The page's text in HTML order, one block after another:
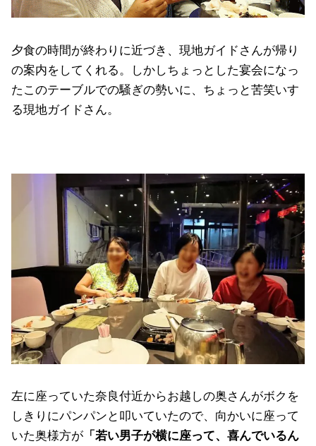
夕食の時間が終わりに近づき、現地ガイドさんが帰り
の案内をしてくれる。しかしちょっとした宴会になっ
たこのテーブルでの騒ぎの勢いに、ちょっと苦笑いす
る現地ガイドさん。
左に座っていた奈良付近からお越しの奥さんがボクを
しきりにパンパンと叩いていたので、向かいに座って
いた奥様方が 「若い男子が横に座って、喜んでいるん